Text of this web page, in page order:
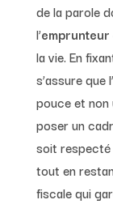
de la parole
l’emprunteur
la vie. En
s’assure
pouce et non
poser un
soit respecté
tout en
fiscale qui